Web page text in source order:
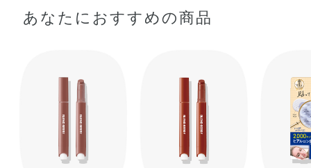
●2～3mmくらいくり出してお使いください。
●出しすぎると折れることがありますので、ご注意くださ
セリル・トリイソステアリン酸ポリグリセリル－2・ポリ
ス・ラウロイルグルタミン酸ジ（フィトステリル／オクチ
ルドデシル）・パラフィン・マイクロクリスタリンワック
ス・カニナバラ果実油・シア脂・ジパルミチン酸アスコル
ビル・トコフェロール・ヒマワリ種子油・ホホバ種子油・
ラベンダー油・トリ酢酸テトラステアリン酸スクロース・
あなたにおすすめの商品